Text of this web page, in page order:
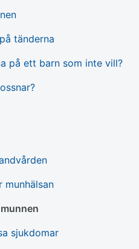
tänderna
på ett barn som inte vill?
munhälsan
sjukdomar